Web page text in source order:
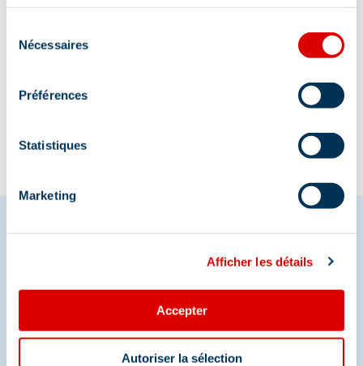
Nécessaires
Préférences
Statistiques
Marketing
Afficher les détails
Accepter
Autoriser la sélection
Share your moments in
Méribel
And join us on social media